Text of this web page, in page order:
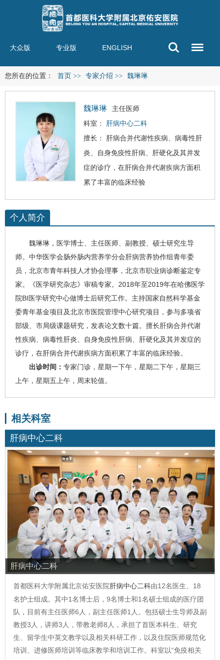
大众版 专业版 ENGLISH
您所在的位置： 首页 >> 专家介绍 >> 魏琳琳
魏琳琳
主任医师
科室：
肝病中心二科
擅长： 肝病合并代谢性疾病、 病毒性肝
炎 、自身免疫性肝病、 肝硬化及其并发
症的诊疗，在肝病合并代谢疾病方面积
累了丰富的临床经验
个人简介
魏琳琳 ，医学博士、主任医师、副教授、硕士研究生导
师。中华医学会肠外肠内营养学分会肝病营养协作组青年委
员，北京市青年科技人才协会理事，北京市职业病诊断鉴定专
家。《医学研究杂志》审稿专家。2018年至2019年在哈佛医学
院BI医学研究中心做博士后研究工作。主持国家自然科学基金
委青年基金项目及北京市医院管理中心研究项目，参与多项省
部级、市局级课题研究，发表论文数十篇。擅长肝病合并代谢
性疾病、 病毒性肝炎 、自身免疫性肝病、 肝硬化及其并发症的
诊疗，在肝病合并代谢疾病方面积累了丰富的临床经验。
出诊时间： 专家门诊，星期一下午，星期二下午，星期三
上午，星期五上午，周末轮值。
相关科室
肝病中心二科
肝病中心二科
首都医科大学附属北京佑安医院肝病中心二科由12名医生、18
名护士组成。其中1名博士后，9名博士和1名硕士组成的医疗团
队，目前有主任医师6人，副主任医师1人。包括硕士生导师及副
教授3人，讲师3人，带教老师8人，承担了首医本科生、研究
生、留学生中英文教学以及相关科研工作，以及住院医师规范化
培训、进修医师培训等临床教学和培训工作。科室以“免疫相关